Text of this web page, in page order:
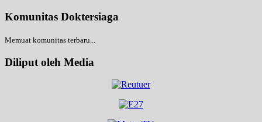
Komunitas Doktersiaga
Memuat komunitas terbaru...
Diliput oleh Media